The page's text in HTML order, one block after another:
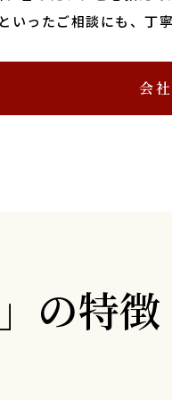
いったご相談にも、丁
会
の特徴